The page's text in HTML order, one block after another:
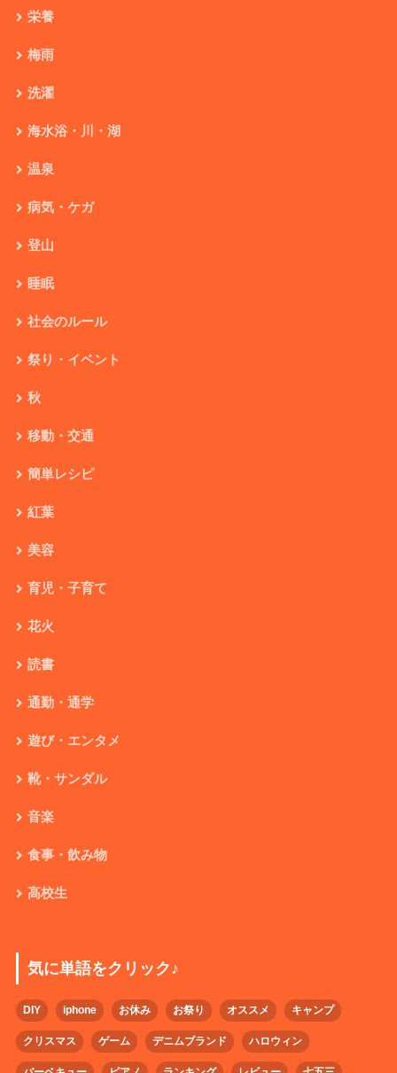
栄養
梅雨
洗濯
海水浴・川・湖
温泉
病気・ケガ
登山
睡眠
社会のルール
祭り・イベント
秋
移動・交通
簡単レシピ
紅葉
美容
育児・子育て
花火
読書
通勤・通学
遊び・エンタメ
靴・サンダル
音楽
食事・飲み物
高校生
気に単語をクリック♪
DIY iphone お休み お祭り オススメ キャンプ
クリスマス ゲーム デニムブランド ハロウィン